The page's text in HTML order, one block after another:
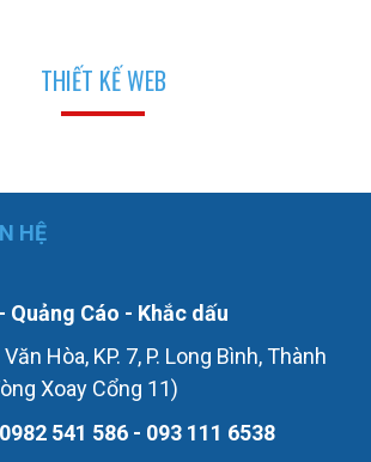
THIẾT KẾ WEB
HỆ
Quảng Cáo - Khắc dấu
Hòa, KP. 7, P. Long Bình, Thành
Xoay Cổng 11)
541 586 - 093 111 6538